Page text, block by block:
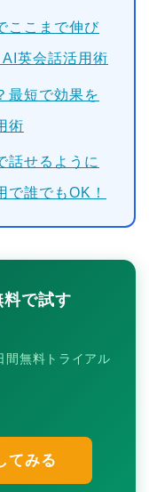
ここまで伸び
英会話活用術
最短で効果を
術
話せるように
で誰でもOK！
で試す
間無料トライアル
てみる